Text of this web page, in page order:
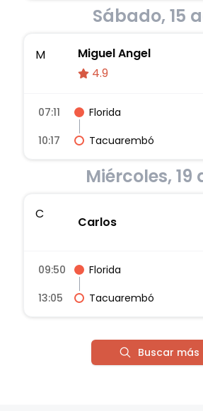
Sábado, 15
M
Miguel Angel
4.9
07:11
Florida
10:17
Tacuarembó
Miércoles, 19
C
Carlos
09:50
Florida
13:05
Tacuarembó
Buscar más